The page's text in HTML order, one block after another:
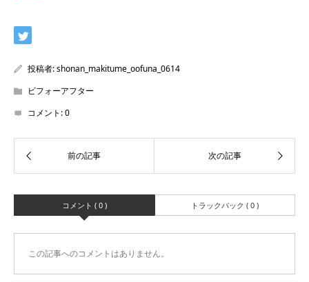
投稿者:shonan_makitume_oofuna_0614
ビフォーアフター
コメント:0
コメント ( 0 ) トラックバック ( 0 )
この記事へのコメントはありません。